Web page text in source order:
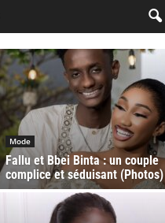
Mode
Fallu et Bbei Binta : un couple
complice et séduisant (Photos)